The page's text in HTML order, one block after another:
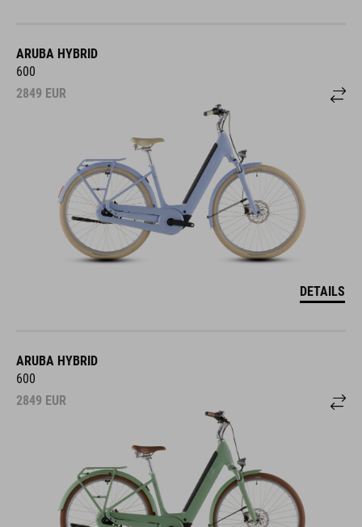
ARUBA HYBRID
600
2849 EUR
DETAILS
ARUBA HYBRID
600
2849 EUR